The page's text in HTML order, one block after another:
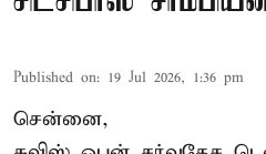
Published on: 19 Jul 2026, 1:36 pm
சென்னை,